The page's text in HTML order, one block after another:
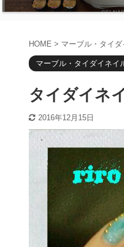
HOME > マーブル・タイ
マーブル・タイダイネイ
タイダイネ
2016年12月15日